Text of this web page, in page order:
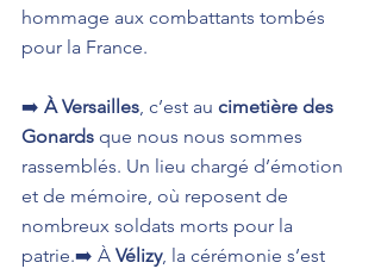
hommage aux combattants tombés
pour la France.
➡️ À Versailles, c’est au cimetière des
Gonards que nous nous sommes
rassemblés. Un lieu chargé d’émotion
et de mémoire, où reposent de
nombreux soldats morts pour la
patrie.➡️ À Vélizy, la cérémonie s’est